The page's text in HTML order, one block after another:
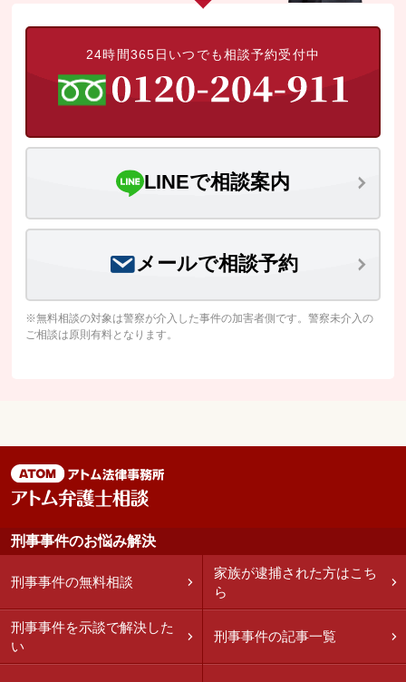
24時間365日いつでも相談予約受付中
LINEで相談案内
メールで相談予約
※無料相談の対象は警察が介入した事件の加害者側です。警察未介入の
ご相談は原則有料となります。
刑事事件のお悩み解決
刑事事件の無料相談
家族が逮捕された方はこち
ら
刑事事件を示談で解決した
い
刑事事件の記事一覧